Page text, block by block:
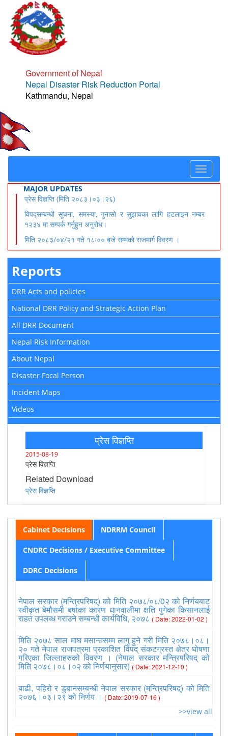
Government of Nepal
Nepal Disaster Risk Reduction Portal
Kathmandu, Nepal
Toggle
MAJOR UPDATES
प्रेस विज्ञप्ति (मिति २०८३।०३।२६)
विपद्सम्बन्धी सूचना, समस्या, गुनासो र सुझावका लागि हटलाइन नम्बर
१२३४ मा सम्पर्क गर्नुहुन अनुरोध।
मिति २०८३/०४/२१ गते १८ः०० बजे सम्मको राजमार्ग विवरण ।
Reports
DRR Acts and policies
National DRR Policy and Strategic Action Plan
All DRR Document
Nepal Risk Information
About Nepal
Disaster Focal Person
Incident Maps
Videos
प्रेस विज्ञप्ति
2015-08-19
प्रेस विज्ञप्ति
Related Download
प्रेस विज्ञप्ति
Cabinet Decisions NDRRM Council
CNDRC Decisions / Executive Committee
DDRC Decisions
नेपाल सरकार (मन्त्रिपरिषद्) को मिति २०७८/०८/0२ को निर्णयबाट
स्वीकृत बेमौसमी बर्षाका कारण धानवालीमा क्षति पुगेका किसानलाई
राहत उपलब्ध गराउने सम्बन्धी कार्यविधि, २०७८ ( Date: 2022-01-02 )
मिति २०७८ साल माघ मसान्तसम्म लागु हुने गरी मिति २०७८।०८।
२० गते नेपाल राजपत्रमा प्रकाशित विपद् संकटग्रस्त क्षेत्र घोषणा
गरिएका जिल्लाहरुको विवरण । (नेपाल सरकार मन्त्रिपरिषद् को
मिति २०७८।०८।०२ को निर्णयानुसार) ( Date: 2021-12-10 )
बाढी, पहिरो र डुबानसम्बन्धी नेपाल सरकार (मन्त्रिपरिषद्) को मिति
२०७६।०३।२९ को निर्णय । ( Date: 2019-07-16 )
>>view all